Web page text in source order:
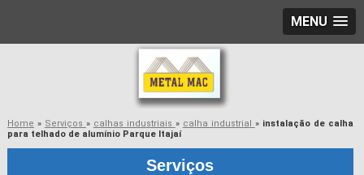
MENU
Home » Serviços » calhas industriais » calha industrial » instalação de calha
para telhado de alumínio Parque Itajaí
Serviços